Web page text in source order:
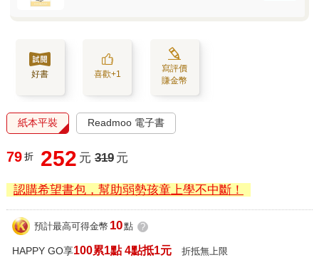
好書 喜歡+1
寫評價
賺金幣
紙本平裝 Readmoo 電子書
79 折 252 元 319 元
認購希望書包，幫助弱勢孩童上學不中斷！
預計最高可得金幣 10點 ?
HAPPY GO享100累1點 4點抵1元 折抵無上限